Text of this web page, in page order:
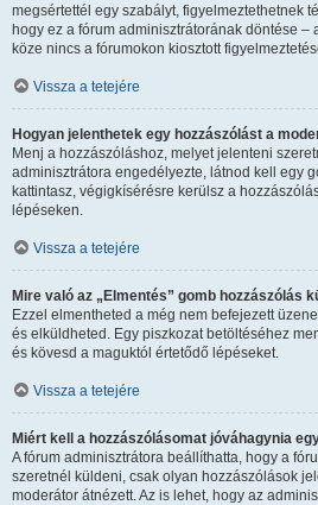
megsértettél egy szabályt, figyelmeztethetnek
hogy ez a fórum adminisztrátorának döntése –
köze nincs a fórumokon kiosztott
Vissza a tetejére
Hogyan jelenthetek egy hozzászólást a
Menj a hozzászóláshoz, melyet jelenteni
adminisztrátora engedélyezte, látnod kell egy
kattintasz, végigkísérésre kerülsz a
lépéseken.
Vissza a tetejére
Mire való az „Elmentés” gomb hozzászólás
Ezzel elmentheted a még nem befejezett
és elküldheted. Egy piszkozat betöltéséhez
és kövesd a maguktól értetődő lépéseket.
Vissza a tetejére
Miért kell a hozzászólásomat jóváhagynia
A fórum adminisztrátora beállíthatta, hogy a
szeretnél küldeni, csak olyan hozzászólások
moderátor átnézett. Az is lehet, hogy az